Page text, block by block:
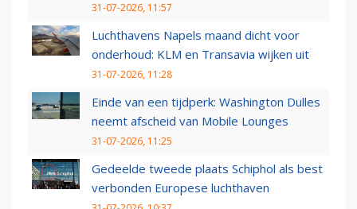
31-07-2026, 11:57
Luchthavens Napels maand dicht voor
onderhoud: KLM en Transavia wijken uit
31-07-2026, 11:28
Einde van een tijdperk: Washington Dulles
neemt afscheid van Mobile Lounges
31-07-2026, 11:25
Gedeelde tweede plaats Schiphol als best
verbonden Europese luchthaven